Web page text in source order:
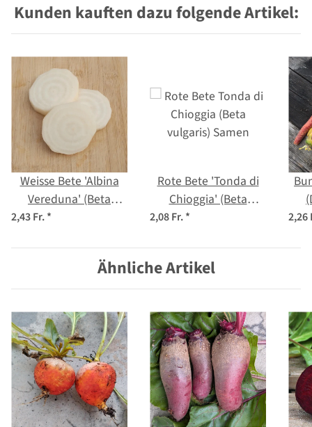
Kunden kauften dazu folgende Artikel:
Weisse Bete 'Albina
Vereduna' (Beta
vulgaris) Samen
2,43 Fr.*
Rote Bete 'Tonda di
Chioggia' (Beta
vulgaris) Samen
2,08 Fr.* 2,26
Ähnliche Artikel